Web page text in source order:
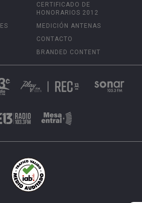
CERTIFICADO DE
HONORARIOS 2012
MEDICIÓN ANTENAS
CONTACTO
BRANDED CONTENT